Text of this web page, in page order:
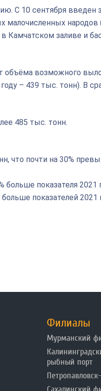
С 10 сентября введен
малочисленных
Камчатском заливе и
объёма возможного
– 439 тыс. тонн). В
485 тыс. тонн.
что почти на 30%
показателя 2021
показателей 2021
Филиалы
Мурманский
рыбный порт